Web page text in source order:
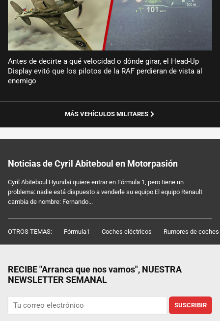
Antes de decirte a qué velocidad o dónde girar, el Head-Up
Display evitó que los pilotos de la RAF perdieran de vista al
enemigo
MÁS VEHÍCULOS MILITARES
Noticias de Cyril Abiteboul en Motorpasión
Cyril Abiteboul:Hyundai quiere entrar en Fórmula 1, pero tiene un
problema: nadie está dispuesto a venderle su equipo.El equipo Renault
cambia de nombre: Fernando...
OTROS TEMAS: Fórmula1 Coches eléctricos Rumores de coches
RECIBE "Arranca que nos vamos", NUESTRA
NEWSLETTER SEMANAL
SUSCRIBIR